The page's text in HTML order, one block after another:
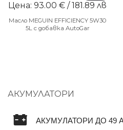
Цена: 93.00 € / 181.89 лв
Масло MEGUIN EFFICIENCY 5W30
5L с добавка AutoGar
АКУМУЛАТОРИ
АКУМУЛАТОРИ ДО 49